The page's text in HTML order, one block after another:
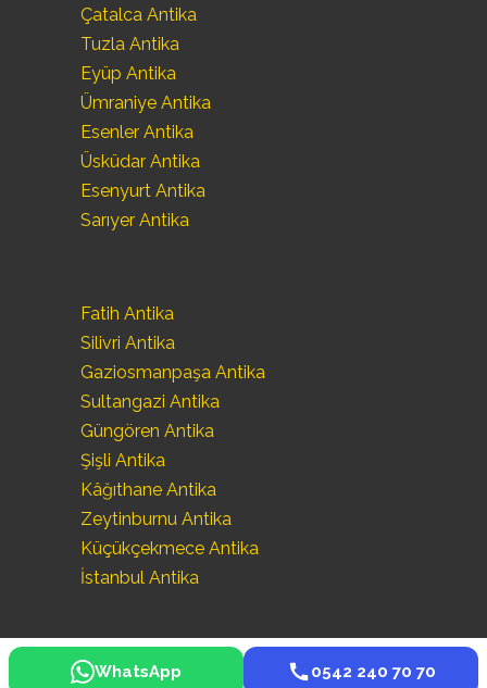
Çatalca Antika
Tuzla Antika
Eyüp Antika
Ümraniye Antika
Esenler Antika
Üsküdar Antika
Esenyurt Antika
Sarıyer Antika
Fatih Antika
Silivri Antika
Gaziosmanpaşa Antika
Sultangazi Antika
Güngören Antika
Şişli Antika
Kâğıthane Antika
Zeytinburnu Antika
Küçükçekmece Antika
İstanbul Antika
WhatsApp 0542 240 70 70